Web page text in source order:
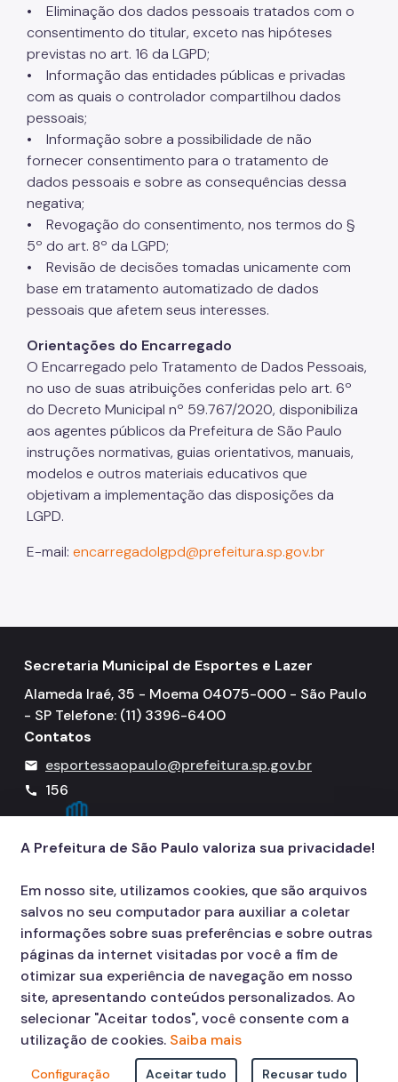
• Eliminação dos dados pessoais tratados com o
consentimento do titular, exceto nas hipóteses
previstas no art. 16 da LGPD;
• Informação das entidades públicas e privadas
com as quais o controlador compartilhou dados
pessoais;
• Informação sobre a possibilidade de não
fornecer consentimento para o tratamento de
dados pessoais e sobre as consequências dessa
negativa;
• Revogação do consentimento, nos termos do §
5º do art. 8º da LGPD;
• Revisão de decisões tomadas unicamente com
base em tratamento automatizado de dados
pessoais que afetem seus interesses.
Orientações do Encarregado
O Encarregado pelo Tratamento de Dados Pessoais,
no uso de suas atribuições conferidas pelo art. 6º
do Decreto Municipal nº 59.767/2020, disponibiliza
aos agentes públicos da Prefeitura de São Paulo
instruções normativas, guias orientativos, manuais,
modelos e outros materiais educativos que
objetivam a implementação das disposições da
LGPD.
E-mail: encarregadolgpd@prefeitura.sp.gov.br
Secretaria Municipal de Esportes e Lazer
Alameda Iraé, 35 - Moema 04075-000 - São Paulo
- SP Telefone: (11) 3396-6400
Contatos
mail esportessaopaulo@prefeitura.sp.gov.br
call 156
A Prefeitura de São Paulo valoriza sua privacidade!
Em nosso site, utilizamos cookies, que são arquivos
salvos no seu computador para auxiliar a coletar
informações sobre suas preferências e sobre outras
páginas da internet visitadas por você a fim de
otimizar sua experiência de navegação em nosso
site, apresentando conteúdos personalizados. Ao
selecionar "Aceitar todos", você consente com a
utilização de cookies. Saiba mais
Configuração Aceitar tudo Recusar tudo